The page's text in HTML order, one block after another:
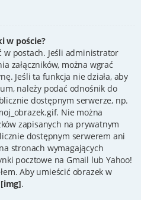
w poście?
w postach. Jeśli administrator
załączników, można wgrać
Jeśli ta funkcja nie działa, aby
należy podać odnośnik do
dostępnym serwerze, np.
Nie można
zapisanych na prywatnym
dostępnym serwerem ani
stronach wymagających
pocztowe na Gmail lub Yahoo!
Aby umieścić obrazek w
[img].